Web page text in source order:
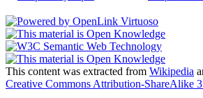
This content was extracted from Wikipedia
Creative Commons Attribution-ShareAlike